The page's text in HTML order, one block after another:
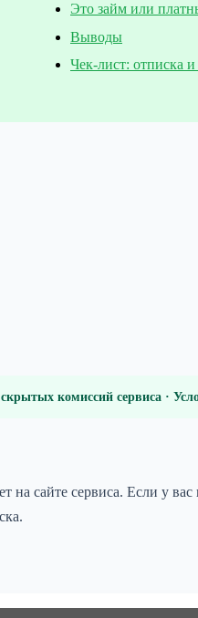
Это займ или
Выводы
Чек-лист: отписка
комиссий сервиса ·
сайте сервиса. Если у